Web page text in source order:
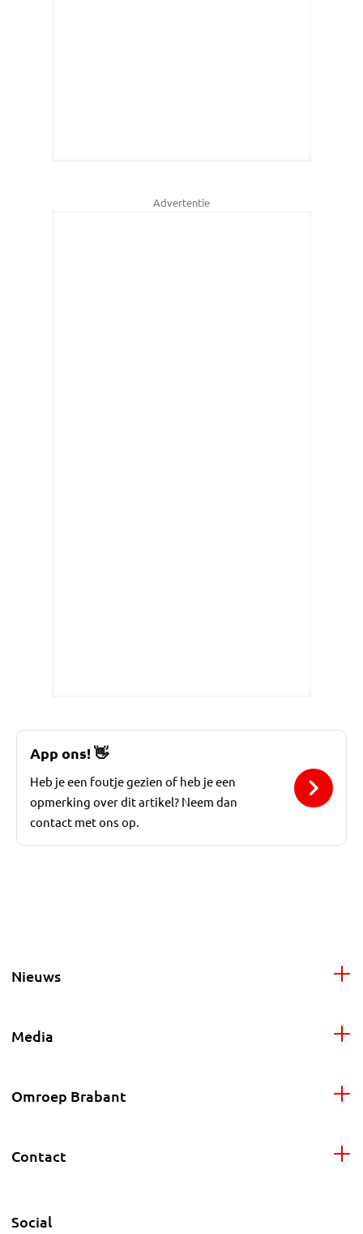
Advertentie
App ons!👋
Heb je een foutje gezien of heb je een
opmerking over dit artikel? Neem dan
contact met ons op.
Nieuws
Media
Omroep Brabant
Contact
Social